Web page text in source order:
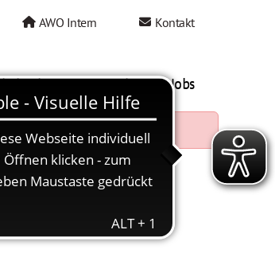
AWO Intern Kontakt
Mein AWO Jobs